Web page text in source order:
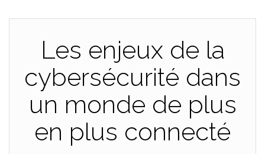
Les enjeux de la
cybersécurité dans
un monde de plus
en plus connecté